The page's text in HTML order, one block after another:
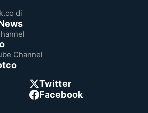
di
Channel
Twitter
Facebook